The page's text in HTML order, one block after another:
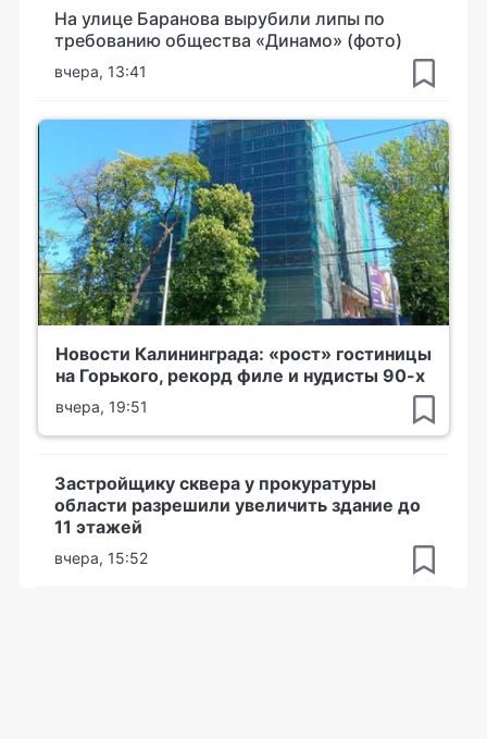
На улице Баранова вырубили липы по
требованию общества «Динамо» (фото)
вчера, 13:41
Новости Калининграда: «рост» гостиницы
на Горького, рекорд филе и нудисты 90-х
вчера, 19:51
Застройщику сквера у прокуратуры
области разрешили увеличить здание до
11 этажей
вчера, 15:52